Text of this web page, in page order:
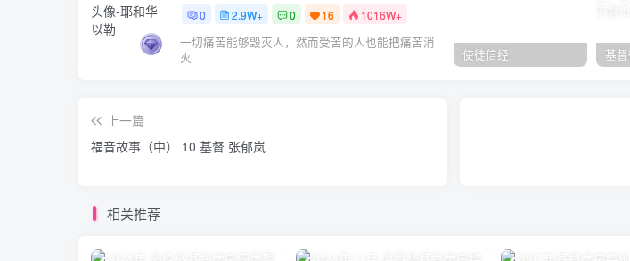
0 2.9W+ 0 16 1016W+
一切痛苦能够毁灭人，然而受苦的人也能把痛苦消
灭
使徒信经
上一篇
福音故事（中） 10 基督 张郁岚
相关推荐